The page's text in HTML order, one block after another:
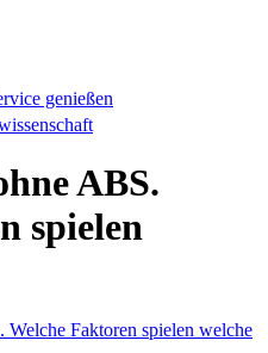
genießen
ABS.
spielen